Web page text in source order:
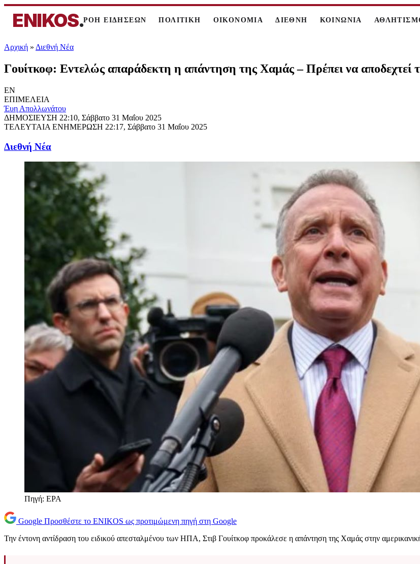
ENIKOS.ΡΟΗ ΕΙΔΗΣΕΩΝ ΠΟΛΙΤΙΚΗ ΟΙΚΟΝΟΜΙΑ ΔΙΕΘΝΗ ΚΟΙΝΩΝΙΑ
Αρχική » Διεθνή Νέα
Γουίτκοφ: Εντελώς απαράδεκτη η απάντηση της Χαμάς – Πρέπει να αποδεχτεί
EN
ΕΠΙΜΕΛΕΙΑ
Έυη Απολλωνάτου
ΔΗΜΟΣΙΕΥΣΗ 22:10, Σάββατο 31 Μαΐου 2025
ΤΕΛΕΥΤΑΙΑ ΕΝΗΜΕΡΩΣΗ 22:17, Σάββατο 31 Μαΐου 2025
Διεθνή Νέα
Πηγή: ΕΡΑ
Google Προσθέστε το ENIKOS ως προτιμώμενη πηγή στη Google
Την έντονη αντίδραση του ειδικού απεσταλμένου των ΗΠΑ, Στιβ Γουίτκοφ προκάλεσε η απάντηση της Χαμάς στην